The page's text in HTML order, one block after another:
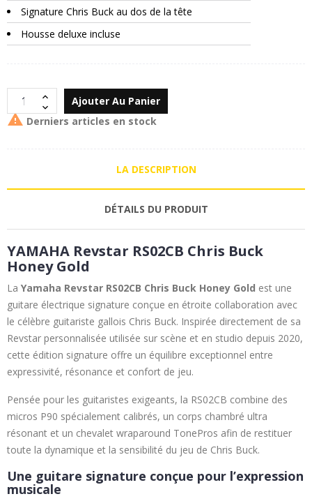
Signature Chris Buck au dos de la tête
Housse deluxe incluse
Ajouter Au Panier
 Derniers articles en stock
LA DESCRIPTION
DÉTAILS DU PRODUIT
YAMAHA Revstar RS02CB Chris Buck
Honey Gold
La Yamaha Revstar RS02CB Chris Buck Honey Gold est une
guitare électrique signature conçue en étroite collaboration avec
le célèbre guitariste gallois Chris Buck. Inspirée directement de sa
Revstar personnalisée utilisée sur scène et en studio depuis 2020,
cette édition signature offre un équilibre exceptionnel entre
expressivité, résonance et confort de jeu.
Pensée pour les guitaristes exigeants, la RS02CB combine des
micros P90 spécialement calibrés, un corps chambré ultra
résonant et un chevalet wraparound TonePros afin de restituer
toute la dynamique et la sensibilité du jeu de Chris Buck.
Une guitare signature conçue pour l’expression
musicale